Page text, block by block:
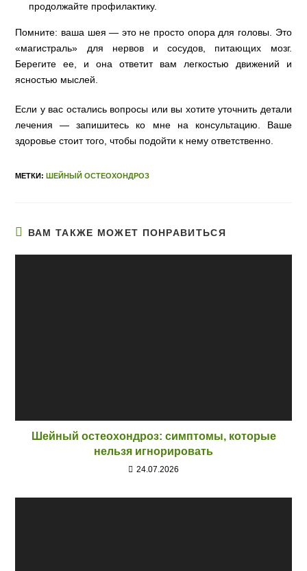
продолжайте профилактику.
Помните: ваша шея — это не просто опора для головы. Это
«магистраль» для нервов и сосудов, питающих мозг.
Берегите ее, и она ответит вам легкостью движений и
ясностью мыслей.
Если у вас остались вопросы или вы хотите уточнить детали
лечения — запишитесь ко мне на консультацию. Ваше
здоровье стоит того, чтобы подойти к нему ответственно.
МЕТКИ:ШЕЙНЫЙ ОСТЕОХОНДРОЗ
ВАМ ТАКЖЕ МОЖЕТ ПОНРАВИТЬСЯ
Шейный остеохондроз: симптомы, которые
нельзя игнорировать
24.07.2026